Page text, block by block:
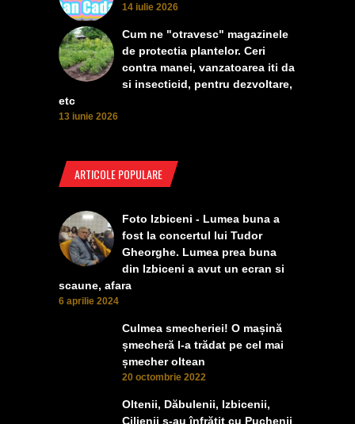
14 iulie 2026
Cum ne "otravesc" magazinele
de protectia plantelor. Ceri
contra manei, vanzatoarea iti da
si insecticid, pentru dezvoltare,
etc
13 iunie 2026
ARTICOLE POPULARE
Foto Izbiceni - Lumea buna a
fost la concertul lui Tudor
Gheorghe. Lumea prea buna
din Izbiceni a avut un ecran si
scaune, afara
6 aprilie 2024
Culmea smecheriei! O mașină
șmecheră l-a trădat pe cel mai
șmecher oltean
20 octombrie 2022
Oltenii, Dăbulenii, Izbicenii,
Cilienii s-au înfrățit cu Puchenii